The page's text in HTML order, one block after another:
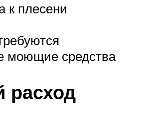
к плесени
моющие средства
расход